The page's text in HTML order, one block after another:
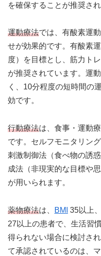
を確保することが推奨され
運動療法では、有酸素運
せが効果的です。有酸素
度）を目標とし、筋力ト
が推奨されています。運
く、10分程度の短時間の
効です。
行動療法は、食事・運動
です。セルフモニタリン
刺激制御法（食べ物の誘
成法（非現実的な目標や
が用いられます。
薬物療法は、 BMI 35以上
27以上の患者で、生活習
得られない場合に検討さ
て承認されているのは、